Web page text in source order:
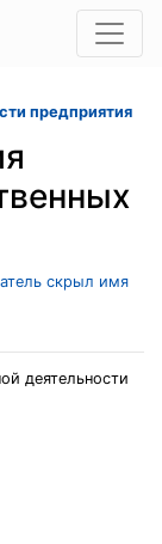
предприятия
скрыл имя
деятельности